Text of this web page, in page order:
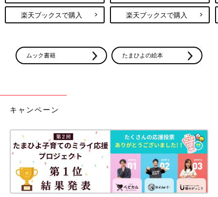
楽天ブックスで購入 楽天ブックスで購入
ムック書籍 たまひよの絵本
キャンペーン